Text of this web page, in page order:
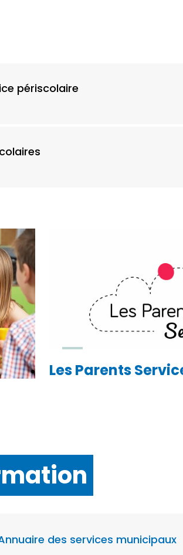
périscolaire
Les Parents
des services municipaux